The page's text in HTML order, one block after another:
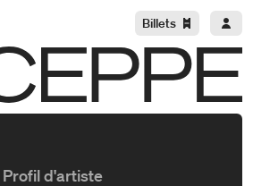
Billets
Profil d'artiste